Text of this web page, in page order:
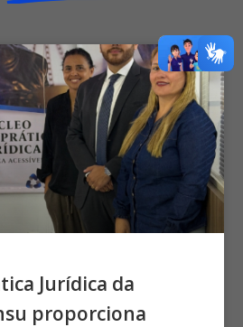
Jurídica da
proporciona